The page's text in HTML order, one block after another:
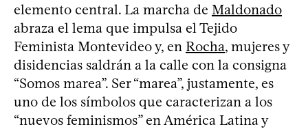
elemento central. La marcha de Maldonado
abraza el lema que impulsa el Tejido
Feminista Montevideo y, en Rocha, mujeres y
disidencias saldrán a la calle con la consigna
“Somos marea”. Ser “marea”, justamente, es
uno de los símbolos que caracterizan a los
“nuevos feminismos” en América Latina y